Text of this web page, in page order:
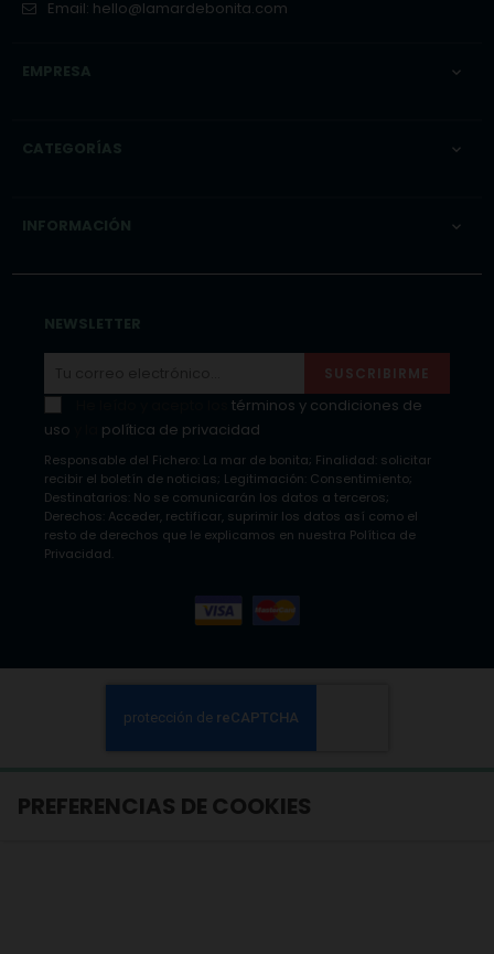
Email: hello@lamardebonita.com
EMPRESA 
CATEGORÍAS 
INFORMACIÓN 
NEWSLETTER
SUSCRIBIRME
términos y condiciones de
uso
política de privacidad
Responsable del Fichero: La mar de bonita; Finalidad: solicitar
recibir el boletín de noticias; Legitimación: Consentimiento;
Destinatarios: No se comunicarán los datos a terceros;
Derechos: Acceder, rectificar, suprimir los datos así como el
resto de derechos que le explicamos en nuestra Política de
Privacidad.
PREFERENCIAS DE COOKIES